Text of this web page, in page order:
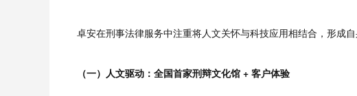
卓安在刑事法律服务中注重将人文关怀与科技应用相结合，形成自
（一）人文驱动：全国首家刑辩文化馆 + 客户体验